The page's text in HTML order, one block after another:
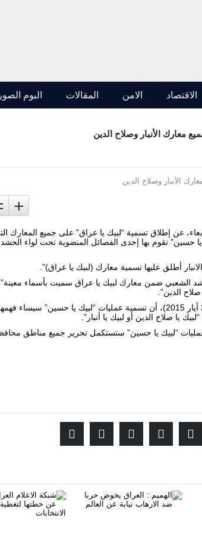
الاقتصاد الامن المقالات البوم الصور
معارك الأنبار وصلاح الدين
+
عن إطلاق تسمية “لبيك يا عراق” على جميع المعارك
حسين” تقوم بها إحدى الفصائل المنضوية تحت لواء
أطلق عليها تسمية معارك (لبيك يا عراق)”.
الشعبي ضمن معارك لبيك يا عراق سميت بأسماء
الدين”.
اعتبر، اليوم الأربعاء (27 أيار 2015)، أن تسمية عمليات “لبيك يا حسين” سيساء
يا صلاح الدين أو لبيك يا أنبار”.
الحشد الشعبي، أمس الثلاثاء (26 أيار 2015)، أن عمليات “لبيك يا حسين” ستستكمل تحرير جميع